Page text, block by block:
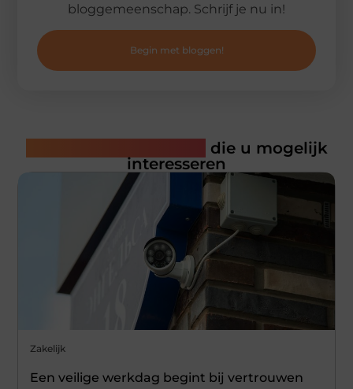
bloggemeenschap. Schrijf je nu in!
Begin met bloggen!
die u mogelijk
interesseren
Zakelijk
Een veilige werkdag begint bij vertrouwen